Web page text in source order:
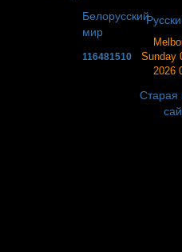
Белорусский
мир
116481510
Sunday
2026
Старая